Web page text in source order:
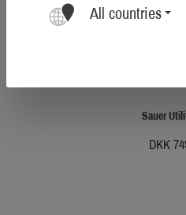
Sauer
DKK
All countries